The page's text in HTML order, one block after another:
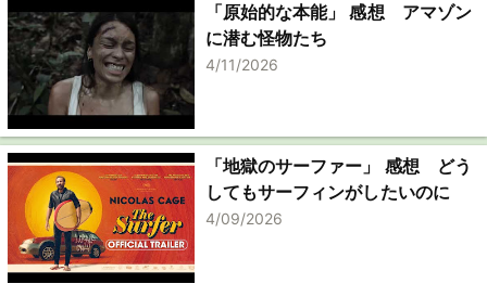
「原始的な本能」 感想 アマゾン
に潜む怪物たち
4/11/2026
「地獄のサーファー」 感想 どう
してもサーフィンがしたいのに
4/09/2026